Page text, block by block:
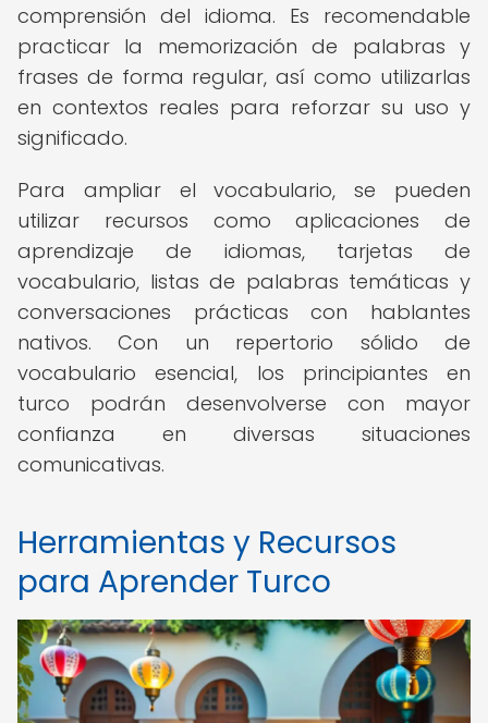
comprensión del idioma. Es recomendable
practicar la memorización de palabras y
frases de forma regular, así como utilizarlas
en contextos reales para reforzar su uso y
significado.
Para ampliar el vocabulario, se pueden
utilizar recursos como aplicaciones de
aprendizaje de idiomas, tarjetas de
vocabulario, listas de palabras temáticas y
conversaciones prácticas con hablantes
nativos. Con un repertorio sólido de
vocabulario esencial, los principiantes en
turco podrán desenvolverse con mayor
confianza en diversas situaciones
comunicativas.
Herramientas y Recursos
para Aprender Turco